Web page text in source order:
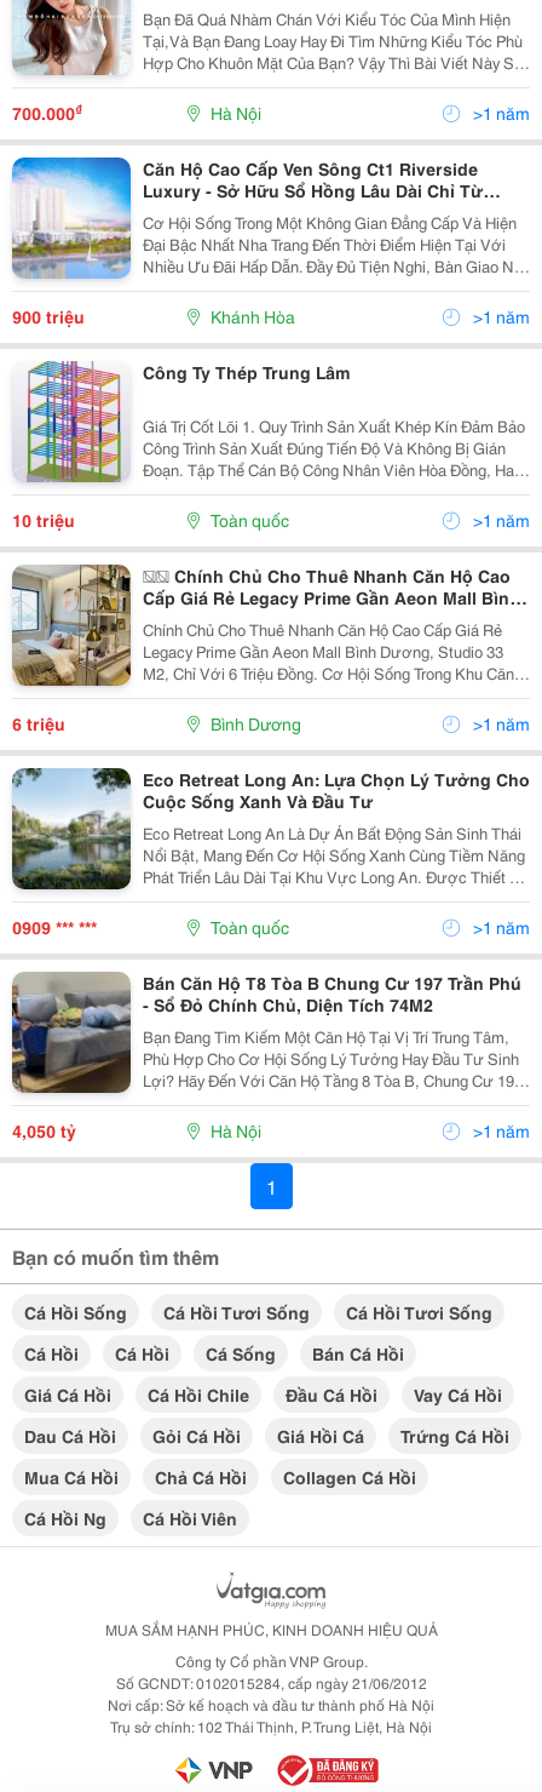
Bạn Đã Quá Nhàm Chán Với Kiểu Tóc Của Mình Hiện
Tại,Và Bạn Đang Loay Hay Đi Tìm Những Kiểu Tóc Phù
Hợp Cho Khuôn Mặt Của Bạn? Vậy Thì Bài Viết Này Sẽ
Là Một Lời Giải Đáp Hoàn Hảo Nhất Dành Cho Bạn. Hãy
Cùng Nam Đỗ Hair Salon Đi Khám Phá Những Kiểu...
700.000₫ Hà Nội >1 năm
Căn Hộ Cao Cấp Ven Sông Ct1 Riverside
Luxury - Sở Hữu Sổ Hồng Lâu Dài Chỉ Từ
31Tr/M2
Cơ Hội Sống Trong Một Không Gian Đẳng Cấp Và Hiện
Đại Bậc Nhất Nha Trang Đến Thời Điểm Hiện Tại Với
Nhiều Ưu Đãi Hấp Dẫn. Đầy Đủ Tiện Nghi, Bàn Giao Nội
Thất Cao Cấp + Bộ Smart Home Thanh Toán Thành 7
Đợt, Mỗi Đợt Cách Nhau 3 Tháng Ưu Đãi 2-4% Khi...
900 triệu Khánh Hòa >1 năm
Công Ty Thép Trung Lâm
Giá Trị Cốt Lõi 1. Quy Trình Sản Xuất Khép Kín Đảm Bảo
Công Trình Sản Xuất Đúng Tiến Độ Và Không Bị Gián
Đoạn. Tập Thể Cán Bộ Công Nhân Viên Hòa Đồng, Ham
Học Hỏi, Sáng Tạo, Lao Động Chuyên Nghiệp. 3. Hệ
Thống Máy Móc Thiết Bị Nhà Xưởng Hiện...
10 triệu Toàn quốc >1 năm
�� Chính Chủ Cho Thuê Nhanh Căn Hộ Cao
Cấp Giá Rẻ Legacy Prime Gần Aeon Mall Bình
Dương, Studio 33 M2, Chỉ Với 6 Triệu Đồng.
Chính Chủ Cho Thuê Nhanh Căn Hộ Cao Cấp Giá Rẻ
Legacy Prime Gần Aeon Mall Bình Dương, Studio 33
M2, Chỉ Với 6 Triệu Đồng. Cơ Hội Sống Trong Khu Căn
Hộ Cao Cấp - Legacy Prime, Gần Aeon Mall, Bình
Dương. Bạn Đang Tìm Căn Hộ Cao Cấp, Hiện Đại, Và...
6 triệu Bình Dương >1 năm
Eco Retreat Long An: Lựa Chọn Lý Tưởng Cho
Cuộc Sống Xanh Và Đầu Tư
Eco Retreat Long An Là Dự Án Bất Động Sản Sinh Thái
Nổi Bật, Mang Đến Cơ Hội Sống Xanh Cùng Tiềm Năng
Phát Triển Lâu Dài Tại Khu Vực Long An. Được Thiết Kế
Theo Hướng Hài Hòa Với Thiên Nhiên, Dự Án Đang Thu
Hút Sự Quan Tâm Mạnh Mẽ Từ Các Nhà Đầu Tư...
0909 *** *** Toàn quốc >1 năm
Bán Căn Hộ T8 Tòa B Chung Cư 197 Trần Phú
- Sổ Đỏ Chính Chủ, Diện Tích 74M2
Bạn Đang Tìm Kiếm Một Căn Hộ Tại Vị Trí Trung Tâm,
Phù Hợp Cho Cơ Hội Sống Lý Tưởng Hay Đầu Tư Sinh
Lợi? Hãy Đến Với Căn Hộ Tầng 8 Tòa B, Chung Cư 197
Trần Phú, Một Lựa Chọn Không Thể Bỏ Qua. Đặc Điểm
Căn Hộ: Vị Trí Đắc Địa: Chung Cư 197 Trần...
4,050 tỷ Hà Nội >1 năm
1
Bạn có muốn tìm thêm
Cá Hồi Sống Cá Hồi Tươi Sống
Cá Hồi Tươi Sống
Cá Hồi
Cá Hồi Cá Sống
Bán Cá Hồi
Giá Cá Hồi
Cá Hồi Chile Đầu Cá Hồi
Vay Cá Hồi
Dau Cá Hồi
Gỏi Cá Hồi Giá Hồi Cá
Trứng Cá Hồi
Mua Cá Hồi
Chả Cá Hồi
Collagen Cá Hồi
Cá Hồi Ng
Cá Hồi Viên
MUA SẮM HẠNH PHÚC, KINH DOANH HIỆU QUẢ
Công ty Cổ phần VNP Group.
Số GCNDT: 0102015284, cấp ngày 21/06/2012
Nơi cấp: Sở kế hoạch và đầu tư thành phố Hà Nội
Trụ sở chính: 102 Thái Thịnh, P. Trung Liệt, Hà Nội